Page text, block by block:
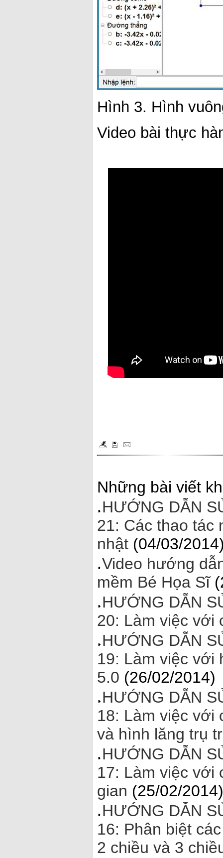
Hình 3. Hình
Video bài thực
Những bài viết
HƯỚNG DẪN
21: Các thao tác
nhật (04/03/
Video hướng
mềm Bé Họa Sĩ
HƯỚNG DẪN
20: Làm việc với
HƯỚNG DẪN
19: Làm việc với
5.0 (26/02/2014)
HƯỚNG DẪN
18: Làm việc với
và hình lăng trụ
HƯỚNG DẪN
17: Làm việc với
gian (25/02/2014)
HƯỚNG DẪN
16: Phân biệt
2 chiều và 3